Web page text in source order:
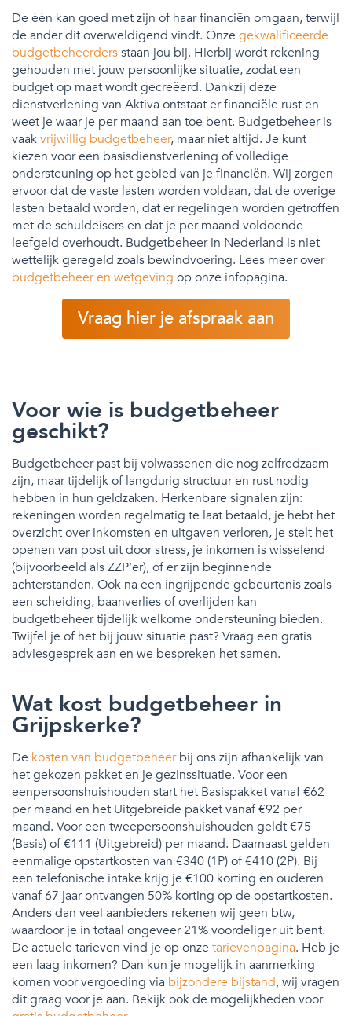
De één kan goed met zijn of haar financiën omgaan, terwijl
de ander dit overweldigend vindt. Onze gekwalificeerde
budgetbeheerdersstaan jou bij. Hierbij wordt rekening
gehouden met jouw persoonlijke situatie, zodat een
budget op maat wordt gecreëerd. Dankzij deze
dienstverlening van Aktiva ontstaat er financiële rust en
weet je waar je per maand aan toe bent. Budgetbeheer is
vaakvrijwillig budgetbeheer, maar niet altijd. Je kunt
kiezen voor een basisdienstverlening of volledige
ondersteuning op het gebied van je financiën. Wij zorgen
ervoor dat de vaste lasten worden voldaan, dat de overige
lasten betaald worden, dat er regelingen worden getroffen
met de schuldeisers en dat je per maand voldoende
leefgeld overhoudt. Budgetbeheer in Nederland is niet
wettelijk geregeld zoals bewindvoering. Lees meer over
budgetbeheer en wetgeving op onze infopagina.
Vraag hier je afspraak aan
Voor wie is budgetbeheer
geschikt?
Budgetbeheer past bij volwassenen die nog zelfredzaam
zijn, maar tijdelijk of langdurig structuur en rust nodig
hebben in hun geldzaken. Herkenbare signalen zijn:
rekeningen worden regelmatig te laat betaald, je hebt het
overzicht over inkomsten en uitgaven verloren, je stelt het
openen van post uit door stress, je inkomen is wisselend
(bijvoorbeeld als ZZP’er), of er zijn beginnende
achterstanden. Ook na een ingrijpende gebeurtenis zoals
een scheiding, baanverlies of overlijden kan
budgetbeheer tijdelijk welkome ondersteuning bieden.
Twijfel je of het bij jouw situatie past? Vraag een gratis
adviesgesprek aan en we bespreken het samen.
Wat kost budgetbeheer in
Grijpskerke?
De kosten van budgetbeheerbij ons zijn afhankelijk van
het gekozen pakket en je gezinssituatie. Voor een
eenpersoonshuishouden start het Basispakket vanaf €62
per maand en het Uitgebreide pakket vanaf €92 per
maand. Voor een tweepersoonshuishouden geldt €75
(Basis) of €111 (Uitgebreid) per maand. Daarnaast gelden
eenmalige opstartkosten van €340 (1P) of €410 (2P). Bij
een telefonische intake krijg je €100 korting en ouderen
vanaf 67 jaar ontvangen 50% korting op de opstartkosten.
Anders dan veel aanbieders rekenen wij geen btw,
waardoor je in totaal ongeveer 21% voordeliger uit bent.
De actuele tarieven vind je op onze tarievenpagina. Heb je
een laag inkomen? Dan kun je mogelijk in aanmerking
komen voor vergoeding via bijzondere bijstand, wij vragen
dit graag voor je aan. Bekijk ook de mogelijkheden voor